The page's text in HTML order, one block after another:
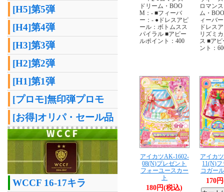
[H5]第5弾
[H4]第4弾
[H3]第3弾
[H2]第2弾
[H1]第1弾
[プロモ]無印弾プロモ
[お得]オリパ・セール品
WCCF 16-17キラ
ドリーム・BOO
M：- ■フィーバ
ー：- ●ドレスアピ
ール：ボトムスス
パイラル ■アピー
ルポイント：400
ロマン
ム・
ィーバ
ドレス
リズミ
ス ■ア
ント：
アイカツAK-1602-
08(N)プレゼント
フォーユースカー
ト
180円(税込)
アイカ
11(N)
コガー
170